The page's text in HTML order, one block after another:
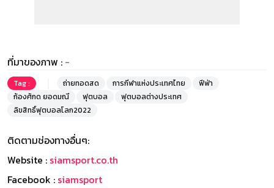
ที่มาของภาพ : -
Tag : ถ่ายทอดสด การกีฬาแห่งประเทศไทย
ฟีฟ่า
ก้องศักด ยอดมณี
ฟุตบอล
ฟุตบอลต่างประเทศ
ลิขสิทธิ์ฟุตบอลโลก2022
ติดตามช่องทางอื่นๆ:
Website : siamsport.co.th
Facebook : siamsport